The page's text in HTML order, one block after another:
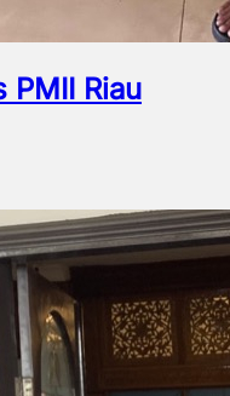
PMII Riau